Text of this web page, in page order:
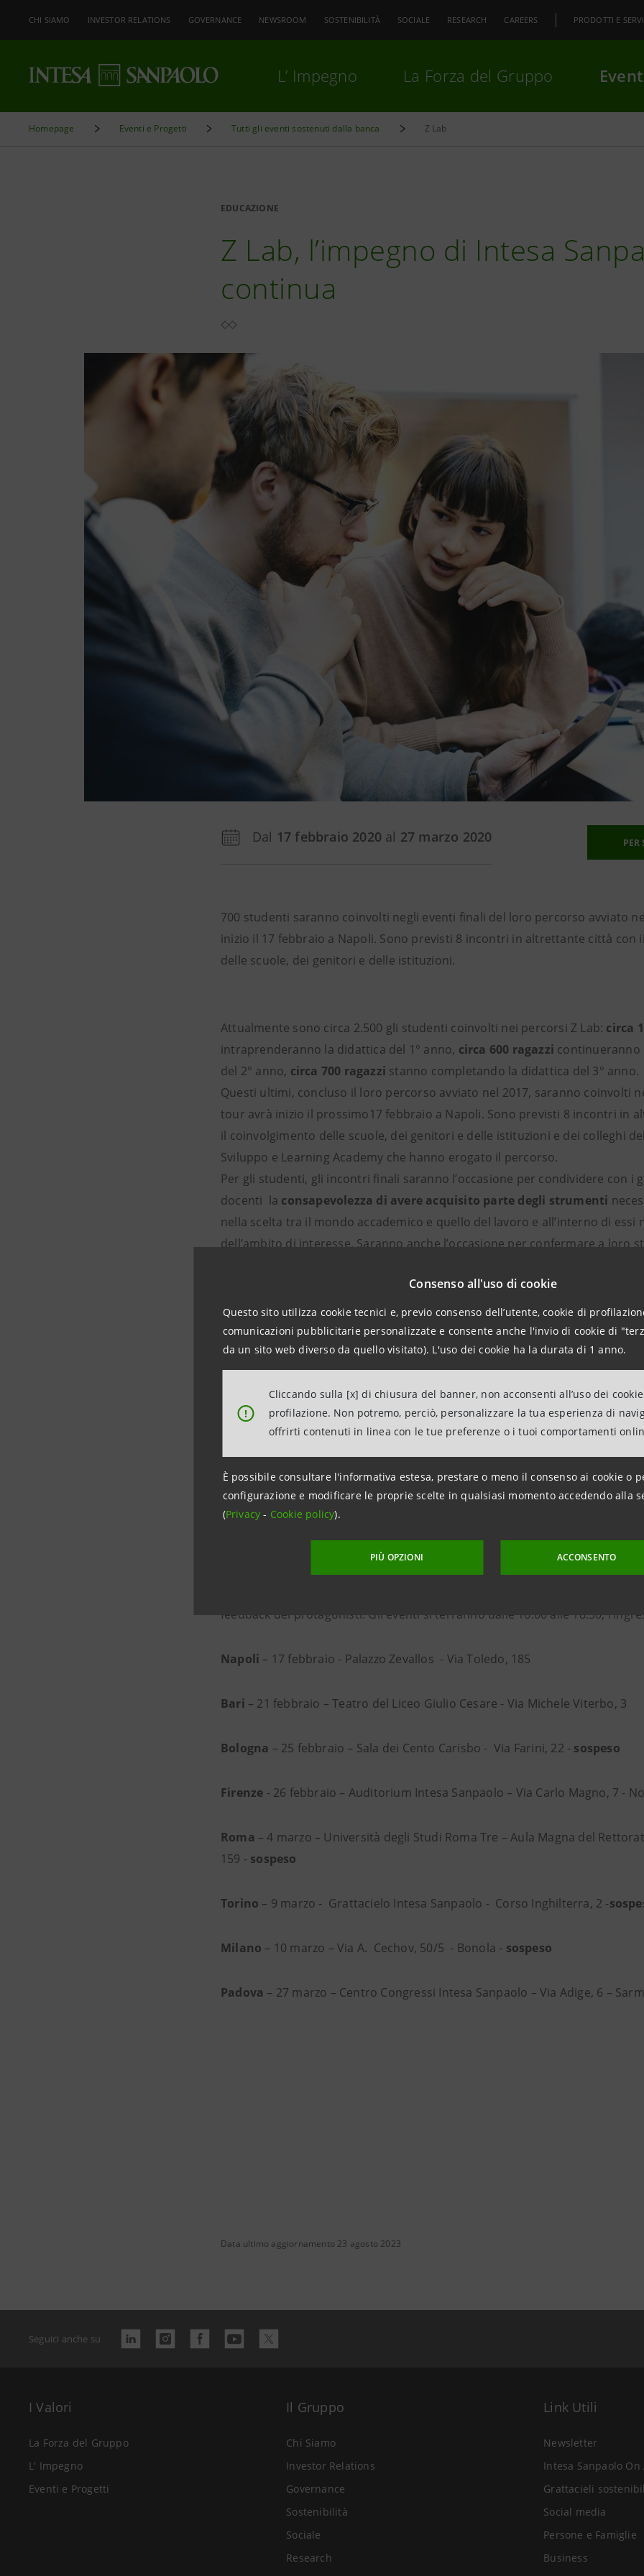
Consenso all'uso di cookie
Questo sito utilizza cookie tecnici e, previo consenso dell’utente, cookie di
comunicazioni pubblicitarie personalizzate e consente anche l'invio di cookie di
da un sito web diverso da quello visitato). L'uso dei cookie ha la durata di 1 anno.
!
Cliccando sulla [x] di chiusura del banner, non acconsenti all’uso dei
profilazione. Non potremo, perciò, personalizzare la tua esperienza di
offrirti contenuti in linea con le tue preferenze o i tuoi comportamenti
È possibile consultare l'informativa estesa, prestare o meno il consenso ai cookie o
configurazione e modificare le proprie scelte in qualsiasi momento accedendo alla
(Privacy- Cookie policy).
PIÙ OPZIONI ACCONSENTO
CHI SIAMO INVESTOR RELATIONS GOVERNANCE NEWSROOM SOSTENIBILITÀ SOCIALE RESEARCH CAREERS PRODOTTI E
L’ Impegno La Forza del Gruppo
Homepage Eventi e Progetti Tutti gli eventi sostenuti dalla banca Z Lab
EDUCAZIONE
Z Lab, l’impegno di Intesa
continua
Dal 17 febbraio 2020 al 27 marzo 2020 PER
700 studenti saranno coinvolti negli eventi finali del loro percorso avviato
inizio il 17 febbraio a Napoli. Sono previsti 8 incontri in altrettante città con
delle scuole, dei genitori e delle istituzioni.
Attualmente sono circa 2.500 gli studenti coinvolti nei percorsi Z Lab: circa
intraprenderanno la didattica del 1° anno, circa 600 ragazzi continueranno
del 2° anno, circa 700 ragazzi stanno completando la didattica del 3° anno.
Questi ultimi, concluso il loro percorso avviato nel 2017, saranno coinvolti
tour avrà inizio il prossimo17 febbraio a Napoli. Sono previsti 8 incontri in
il coinvolgimento delle scuole, dei genitori e delle istituzioni e dei colleghi
Sviluppo e Learning Academy che hanno erogato il percorso.
Per gli studenti, gli incontri finali saranno l’occasione per condividere con i
docenti la consapevolezza di avere acquisito parte degli strumenti
nella scelta tra il mondo accademico e quello del lavoro e all’interno di essi
dell’ambito di interesse. Saranno anche l’occasione per confermare a loro
essere consapevoliche il futuro - accademico o
affrontato con determinazione, fiducia e progettualità.
La tappa di Roma si terrà pressol’Aula Magna del Rettorato
studenti romani avranno anche la possibilità di entrare in contatto con
universitario, di riflettere sulle proprie aspirazioni personali e di ascoltare le
vissute dagli studenti nell’affrontare la scelta e il passaggio agli studi
Per un giovane il passaggio all’Università costituisce un momento
l’assunzione dell’identità di adulto. Infatti, apprestandosi alla frequenza
necessario rimodulare la sfera affettiva, personale, sociale: una fase che
consolidarsi dell’auto-determinazione, tipica dote dell’età adulta.
feedback dei protagonisti. Gli eventi si terranno dalle 16.00 alle 18.30,
Napoli – 17 febbraio - Palazzo Zevallos - Via Toledo, 185
Bari – 21 febbraio – Teatro del Liceo Giulio Cesare - Via Michele Viterbo, 3
Bologna – 25 febbraio – Sala dei Cento Carisbo - Via Farini, 22 - sospeso
Firenze - 26 febbraio – Auditorium Intesa Sanpaolo – Via Carlo Magno, 7 -
Roma – 4 marzo – Università degli Studi Roma Tre – Aula Magna del
159 - sospeso
Torino – 9 marzo - Grattacielo Intesa Sanpaolo - Corso Inghilterra, 2 -
Milano – 10 marzo – Via A. Cechov, 50/5 - Bonola - sospeso
Padova – 27 marzo – Centro Congressi Intesa Sanpaolo – Via Adige, 6 –
Data ultimo aggiornamento 23 agosto 2023
Seguici anche su
I Valori
La Forza del Gruppo
L' Impegno
Eventi e Progetti
Il Gruppo
Chi Siamo
Investor Relations
Governance
Sostenibilità
Sociale
Research
Link Utili
Newsletter
Intesa Sanpaolo On
Grattacieli
Social media
Persone e Famiglie
Business